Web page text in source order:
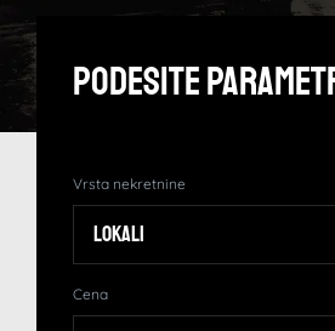
Podesite
Vrsta nekretnine
Cena